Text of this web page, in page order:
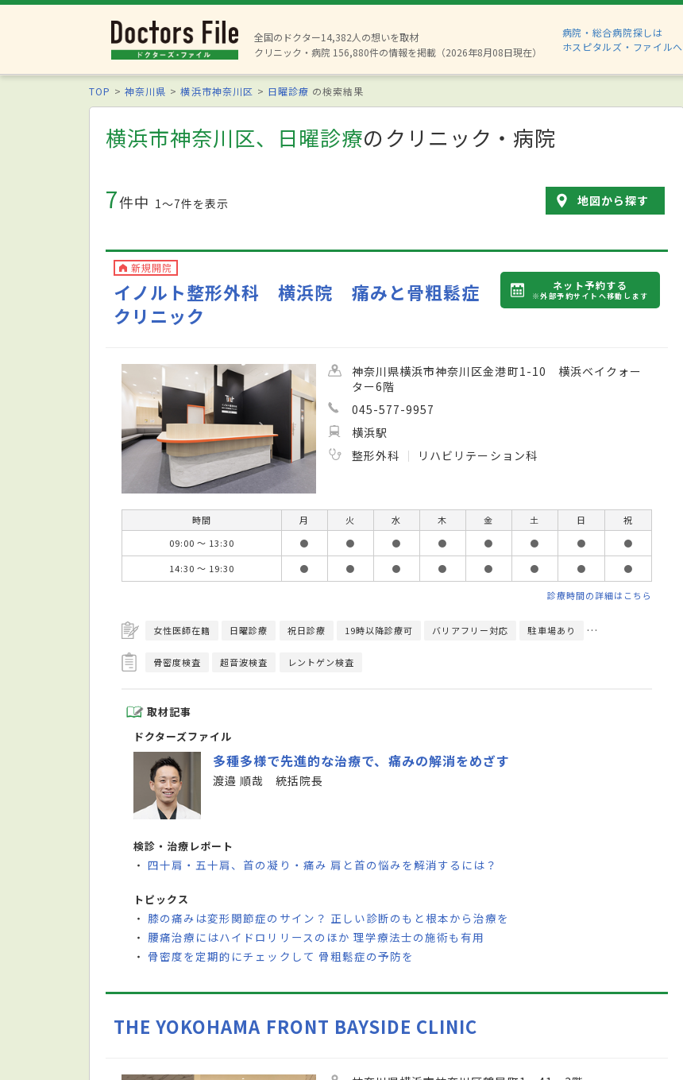
全国のドクター14,382人の想いを取材
クリニック・病院 156,880件の情報を掲載（2026年8月08日現在）
病院・総合病院探しは
ホスピタルズ・ファイルへ
TOP 神奈川県 横浜市神奈川区 日曜診療 の検索結果
横浜市神奈川区、日曜診療のクリニック・病院
7件中 1〜7件を表示 地図から探す
新規開院
イノルト整形外科 横浜院 痛みと骨粗鬆症
クリニック
ネット予約する
※外部予約サイトへ移動します
神奈川県横浜市神奈川区金港町1-10 横浜ベイクォー
ター6階
045-577-9957
横浜駅
整形外科
リハビリテーション科
時間 月 火 水 木 金 土 日
祝
09:00 ～ 13:30
● ● ● ● ● ● ●
●
14:30 ～ 19:30
● ● ● ● ● ● ● ●
診療時間の詳細はこちら
女性医師在籍 日曜診療 祝日診療 19時以降診療可 バリアフリー対応 駐車場あり 駅徒歩5分圏内
骨密度検査 超音波検査 レントゲン検査
取材記事
ドクターズファイル
多種多様で先進的な治療で、痛みの解消をめざす
渡邉 順哉 統括院長
検診・治療レポート
・四十肩・五十肩、首の凝り・痛み 肩と首の悩みを解消するには？
トピックス
・ 膝の痛みは変形関節症のサイン？ 正しい診断のもと根本から治療を
・ 腰痛治療にはハイドロリリースのほか 理学療法士の施術も有用
・ 骨密度を定期的にチェックして 骨粗鬆症の予防を
THE YOKOHAMA FRONT BAYSIDE CLINIC